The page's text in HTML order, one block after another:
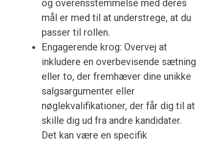
og overensstemmelse med deres
mål er med til at understrege, at du
passer til rollen.
Engagerende krog: Overvej at
inkludere en overbevisende sætning
eller to, der fremhæver dine unikke
salgsargumenter eller
nøglekvalifikationer, der får dig til at
skille dig ud fra andre kandidater.
Det kan være en specifik